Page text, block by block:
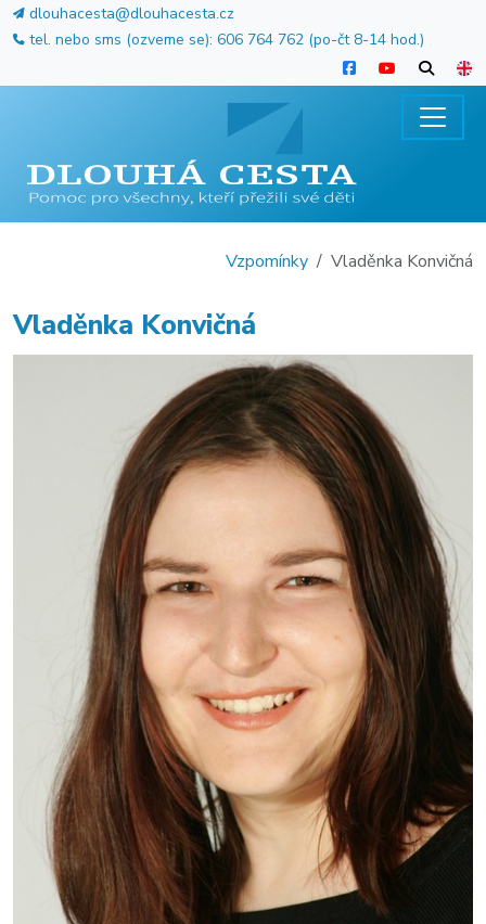
dlouhacesta@dlouhacesta.cz
tel. nebo sms (ozveme se): 606 764 762 (po-čt 8-14 hod.)
Vzpomínky Vladěnka Konvičná
Vladěnka Konvičná